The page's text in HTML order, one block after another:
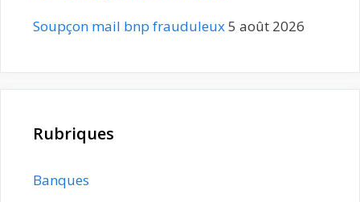
Soupçon mail bnp frauduleux5 août 2026
Rubriques
Banques